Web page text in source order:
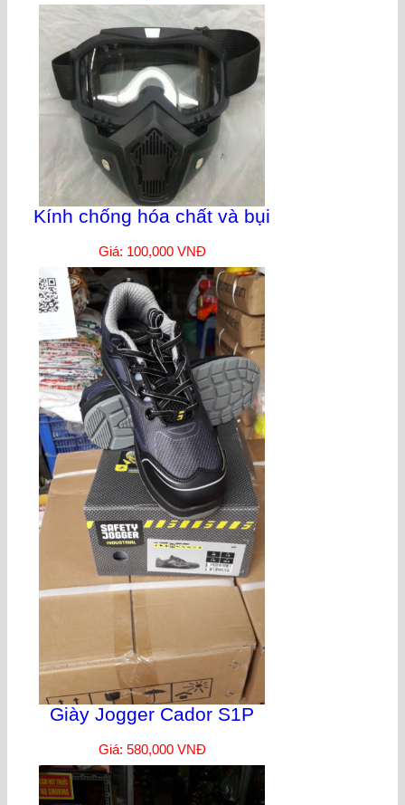
Kính chống hóa chất và bụi
Giá: 100,000 VNĐ
Giày Jogger Cador S1P
Giá: 580,000 VNĐ